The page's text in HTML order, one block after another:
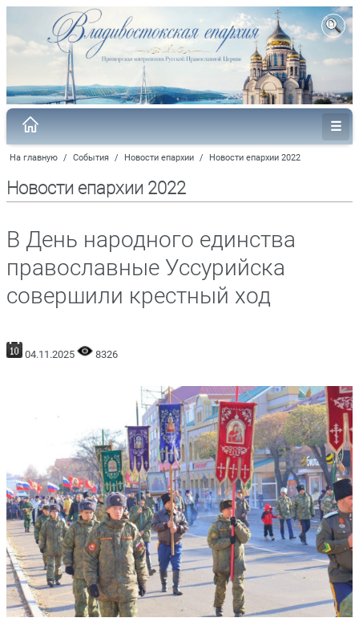
На главную / События / Новости епархии / Новости епархии 2022
Новости епархии 2022
В День народного единства
православные Уссурийска
совершили крестный ход
04.11.2025 8326